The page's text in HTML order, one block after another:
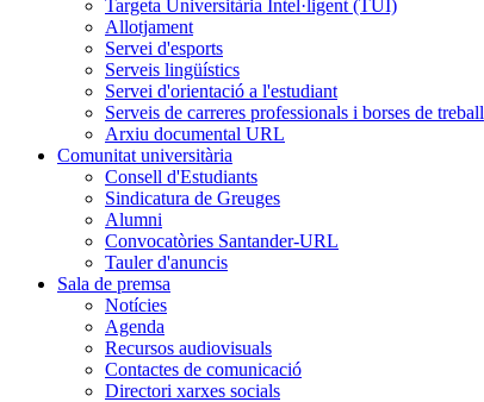
Targeta Universitària Intel·ligent (TUI)
Allotjament
Servei d'esports
Serveis lingüístics
Servei d'orientació a l'estudiant
Serveis de carreres professionals i borses de treball
Arxiu documental URL
Comunitat universitària
Consell d'Estudiants
Sindicatura de Greuges
Alumni
Convocatòries Santander-URL
Tauler d'anuncis
Sala de premsa
Notícies
Agenda
Recursos audiovisuals
Contactes de comunicació
Directori xarxes socials